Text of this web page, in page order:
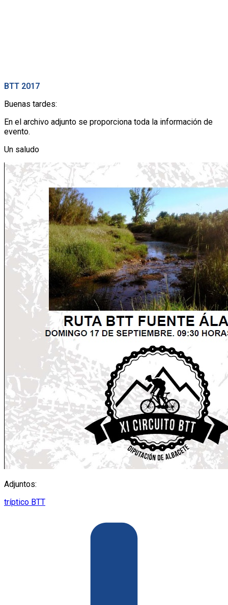
BTT 2017
Buenas tardes:
En el archivo adjunto se proporciona toda la información de
evento.
Un saludo
Adjuntos:
tríptico BTT